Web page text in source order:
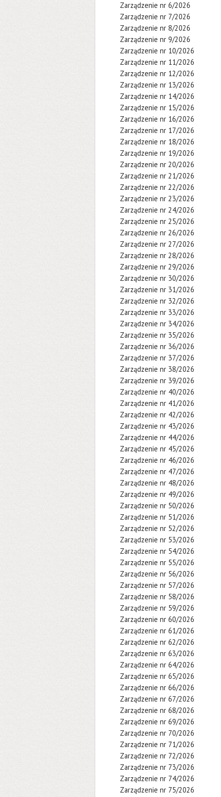
Zarządzenie nr 6/2026
Zarządzenie nr 7/2026
Zarządzenie nr 8/2026
Zarządzenie nr 9/2026
Zarządzenie nr 10/2026
Zarządzenie nr 11/2026
Zarządzenie nr 12/2026
Zarządzenie nr 13/2026
Zarządzenie nr 14/2026
Zarządzenie nr 15/2026
Zarządzenie nr 16/2026
Zarządzenie nr 17/2026
Zarządzenie nr 18/2026
Zarządzenie nr 19/2026
Zarządzenie nr 20/2026
Zarządzenie nr 21/2026
Zarządzenie nr 22/2026
Zarządzenie nr 23/2026
Zarządzenie nr 24/2026
Zarządzenie nr 25/2026
Zarządzenie nr 26/2026
Zarządzenie nr 27/2026
Zarządzenie nr 28/2026
Zarządzenie nr 29/2026
Zarządzenie nr 30/2026
Zarządzenie nr 31/2026
Zarządzenie nr 32/2026
Zarządzenie nr 33/2026
Zarządzenie nr 34/2026
Zarządzenie nr 35/2026
Zarządzenie nr 36/2026
Zarządzenie nr 37/2026
Zarządzenie nr 38/2026
Zarządzenie nr 39/2026
Zarządzenie nr 40/2026
Zarządzenie nr 41/2026
Zarządzenie nr 42/2026
Zarządzenie nr 43/2026
Zarządzenie nr 44/2026
Zarządzenie nr 45/2026
Zarządzenie nr 46/2026
Zarządzenie nr 47/2026
Zarządzenie nr 48/2026
Zarządzenie nr 49/2026
Zarządzenie nr 50/2026
Zarządzenie nr 51/2026
Zarządzenie nr 52/2026
Zarządzenie nr 53/2026
Zarządzenie nr 54/2026
Zarządzenie nr 55/2026
Zarządzenie nr 56/2026
Zarządzenie nr 57/2026
Zarządzenie nr 58/2026
Zarządzenie nr 59/2026
Zarządzenie nr 60/2026
Zarządzenie nr 61/2026
Zarządzenie nr 62/2026
Zarządzenie nr 63/2026
Zarządzenie nr 64/2026
Zarządzenie nr 65/2026
Zarządzenie nr 66/2026
Zarządzenie nr 67/2026
Zarządzenie nr 68/2026
Zarządzenie nr 69/2026
Zarządzenie nr 70/2026
Zarządzenie nr 71/2026
Zarządzenie nr 72/2026
Zarządzenie nr 73/2026
Zarządzenie nr 74/2026
Zarządzenie nr 75/2026